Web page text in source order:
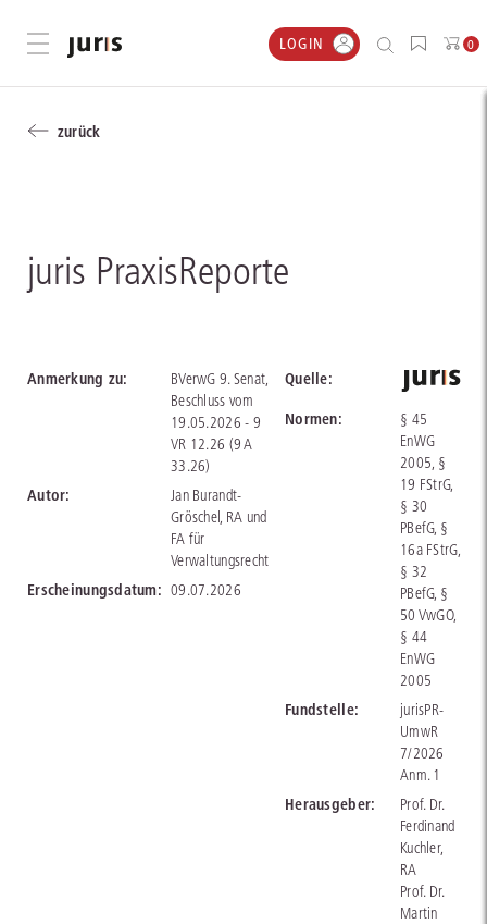
Menü öffnen LOGIN 0
zurück
juris PraxisReporte
Anmerkung zu:
BVerwG 9. Senat,
Beschluss vom
19.05.2026 - 9
VR 12.26 (9 A
33.26)
Autor:
Jan Burandt-
Gröschel, RA und
FA für
Verwaltungsrecht
Erscheinungsdatum: 09.07.2026
Quelle:
Normen:
§ 45
EnWG
2005, §
19 FStrG,
§ 30
PBefG, §
16a FStrG,
§ 32
PBefG, §
50 VwGO,
§ 44
EnWG
2005
Fundstelle:
jurisPR-
UmwR
7/2026
Anm. 1
Herausgeber:
Prof. Dr.
Ferdinand
Kuchler,
RA
Prof. Dr.
Martin